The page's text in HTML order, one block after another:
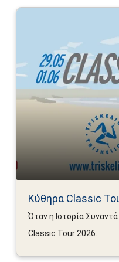
Κύθηρα Classic
Όταν η Ιστορία
Classic Tour 2026...